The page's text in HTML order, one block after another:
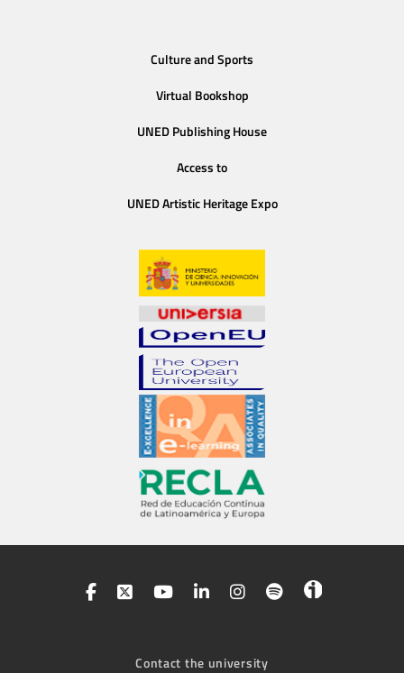
Culture and Sports
Virtual Bookshop
UNED Publishing House
Access to
UNED Artistic Heritage Expo
Contact the university